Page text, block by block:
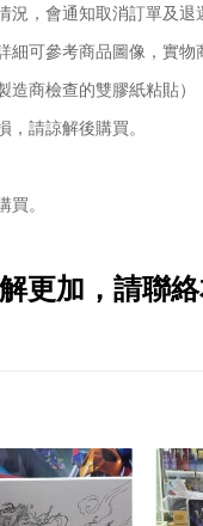
，會通知取消訂單及退
可參考商品圖像，實物
商檢查的雙膠紙粘貼）
請諒解後購買。
。
更加，請聯絡